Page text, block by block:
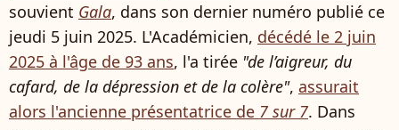
souvient Gala, dans son dernier numéro publié ce
jeudi 5 juin 2025. L'Académicien, décédé le 2 juin
2025 à l'âge de 93 ans, l'a tirée "de l’aigreur, du
cafard, de la dépression et de la colère", assurait
alors l'ancienne présentatrice de 7 sur 7. Dans